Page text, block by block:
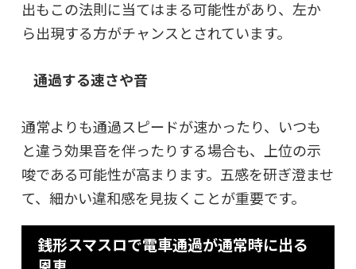
出もこの法則に当てはまる可能性があり、 左か
ら出現する方がチャンスとされています。
通過する速さや音
通常よりも通過スピードが速かったり、いつも
と違う効果音を伴ったりする場合も、上位の示
唆である可能性が高まります。五感を研ぎ澄ませ
て、細かい違和感を見抜くことが重要です。
銭形スマスロで電車通過が通常時に出る